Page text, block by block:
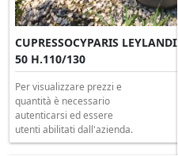
CUPRESSOCYPARIS
50 H.110/130
Per visualizzare prezzi e
quantità è necessario
autenticarsi ed essere
utenti abilitati dall'azienda.